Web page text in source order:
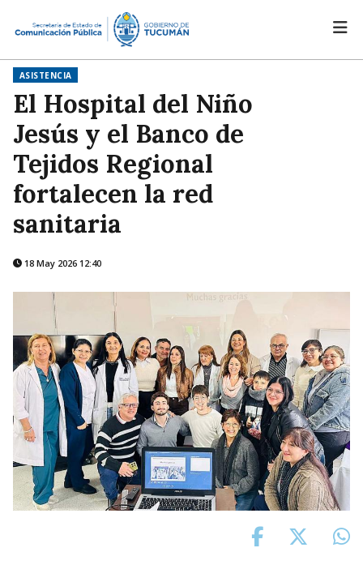
ASISTENCIA
El Hospital del Niño
Jesús y el Banco de
Tejidos Regional
fortalecen la red
sanitaria
18 May 2026 12:40